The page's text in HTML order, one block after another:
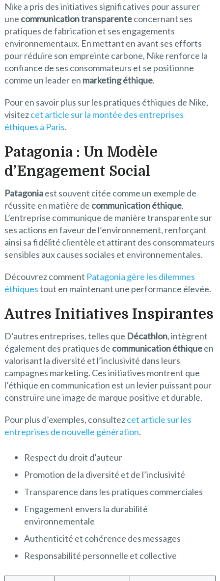
Nike a pris des initiatives significatives pour assurer
une communication transparenteconcernant ses
pratiques de fabrication et ses engagements
environnementaux. En mettant en avant ses efforts
pour réduire son empreinte carbone, Nike renforce la
confiance de ses consommateurs et se positionne
comme un leader en marketing éthique.
Pour en savoir plus sur les pratiques éthiques de Nike,
visitezcet article sur la montée des entreprises
éthiques à Paris.
Patagonia : Un Modèle
d’Engagement Social
Patagoniaest souvent citée comme un exemple de
réussite en matière de communication éthique.
L’entreprise communique de manière transparente sur
ses actions en faveur de l’environnement, renforçant
ainsi sa fidélité clientèle et attirant des consommateurs
sensibles aux causes sociales et environnementales.
Découvrez comment Patagonia gère les dilemmes
éthiquestout en maintenant une performance élevée.
Autres Initiatives Inspirantes
D’autres entreprises, telles que Décathlon, intègrent
également des pratiques de communication éthiqueen
valorisant la diversité et l’inclusivité dans leurs
campagnes marketing. Ces initiatives montrent que
l’éthique en communication est un levier puissant pour
construire une image de marque positive et durable.
Pour plus d’exemples, consultezcet article sur les
entreprises de nouvelle génération.
Respect du droit d’auteur
Promotion de la diversité et de l’inclusivité
Transparence dans les pratiques commerciales
Engagement envers la durabilité
environnementale
Authenticité et cohérence des messages
Responsabilité personnelle et collective